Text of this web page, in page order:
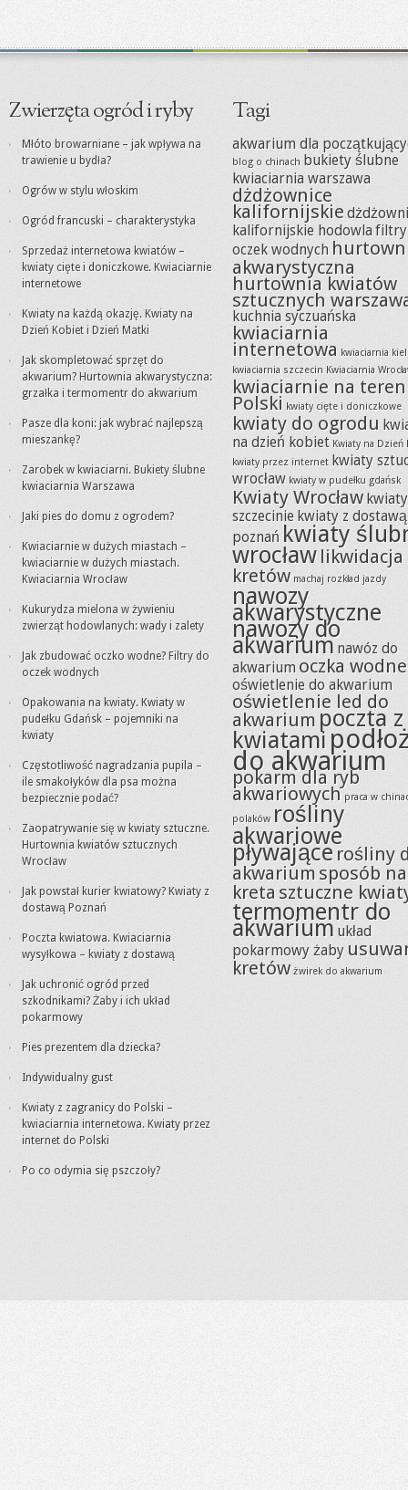
Zwierzęta ogród i ryby
Młóto browarniane – jak wpływa na
trawienie u bydła?
Ogrów w stylu włoskim
Ogród francuski – charakterystyka
Sprzedaż internetowa kwiatów –
kwiaty cięte i doniczkowe. Kwiaciarnie
internetowe
Kwiaty na każdą okazję. Kwiaty na
Dzień Kobiet i Dzień Matki
Jak skompletować sprzęt do
akwarium? Hurtownia akwarystyczna:
grzałka i termomentr do akwarium
Pasze dla koni: jak wybrać najlepszą
mieszankę?
Zarobek w kwiaciarni. Bukiety ślubne
kwiaciarnia Warszawa
Jaki pies do domu z ogrodem?
Kwiaciarnie w dużych miastach –
kwiaciarnie w dużych miastach.
Kwiaciarnia Wrocław
Kukurydza mielona w żywieniu
zwierząt hodowlanych: wady i zalety
Jak zbudować oczko wodne? Filtry do
oczek wodnych
Opakowania na kwiaty. Kwiaty w
pudełku Gdańsk – pojemniki na
kwiaty
Częstotliwość nagradzania pupila –
ile smakołyków dla psa można
bezpiecznie podać?
Zaopatrywanie się w kwiaty sztuczne.
Hurtownia kwiatów sztucznych
Wrocław
Jak powstał kurier kwiatowy? Kwiaty z
dostawą Poznań
Poczta kwiatowa. Kwiaciarnia
wysyłkowa – kwiaty z dostawą
Jak uchronić ogród przed
szkodnikami? Żaby i ich układ
pokarmowy
Pies prezentem dla dziecka?
Indywidualny gust
Kwiaty z zagranicy do Polski –
kwiaciarnia internetowa. Kwiaty przez
internet do Polski
Po co odymia się pszczoły?
Tagi
akwarium dla
blog o chinach bukiety ślubne
kwiaciarnia warszawa
dżdżownice
kalifornijskie
kalifornijskie hodowla filtry
oczek wodnych
akwarystyczna
hurtownia kwiatów
sztucznych
kuchnia syczuańska
kwiaciarnia
internetowa kwiaciarnia
kwiaciarnia szczecin Kwiaciarnia
kwiaciarnie na
Polski kwiaty cięte i doniczkowe
kwiaty do ogrodu
na dzień kobiet Kwiaty na Dzień
kwiaty przez internet kwiaty
wrocław kwiaty w pudełku gdańsk
Kwiaty Wrocław
szczecinie kwiaty z dostawą
poznań kwiaty
wrocław likwidacja
kretów machaj rozkład jazdy
nawozy
akwarystyczne
nawozy do
akwarium nawóz do
akwarium oczka wodne
oświetlenie do akwarium
oświetlenie led do
akwarium poczta z
kwiatami
do akwarium
pokarm dla ryb
akwariowych praca w
polaków rośliny
akwariowe
pływające rośliny
akwarium sposób na
kreta sztuczne
termomentr do
akwarium układ
pokarmowy żaby
kretów żwirek do akwarium